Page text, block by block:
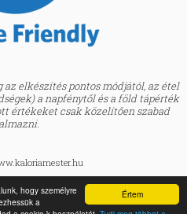
Értem
hogy személyre
a
elkészítés pontos módjától, az étel
a napfénytől és a föld tápérték
értékeket csak közelítően szabad
»